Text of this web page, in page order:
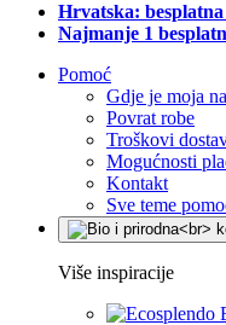
Hrvatska:
Najmanje 1
Pomoć
Gdje je moja
Povrat robe
Troškovi
Mogućnosti
Kontakt
Sve teme
Više inspiracije